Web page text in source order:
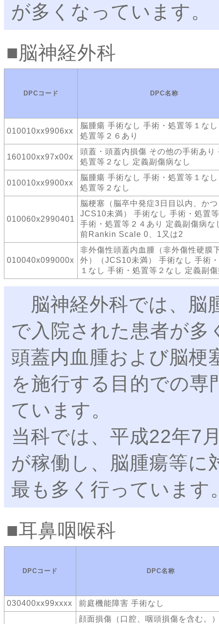
が多くなっています。
脳神経外科
DPCコード DPC名称
010010xx9906xx
脳腫瘍 手術なし 手術・処置等１な
処置等２６あり
160100xx97x00x
頭蓋・頭蓋内損傷 その他の手術あり
処置等２なし 定義副傷病なし
010010xx9900xx
脳腫瘍 手術なし 手術・処置等１な
処置等２なし
010060x2990401
脳梗塞（脳卒中発症3日目以内、か
JCS10未満） 手術なし 手術・処置
手術・処置等２４あり 定義副傷病な
前Rankin Scale 0、1又は2
010040x099000x
非外傷性頭蓋内血腫（非外傷性硬膜
外）（JCS10未満） 手術なし 手術
１なし 手術・処置等２なし 定義副
脳神経外科では、脳
で入院された患者が多
頭蓋内血腫および脳梗
を施行する目的での専
ています。
当科では、平成22年7
が稼働し、脳腫瘍等に
最も多く行っています
耳鼻咽喉科
DPCコード DPC名称
030400xx99xxxx 前庭機能障害 手術なし
顔面損傷（口腔、咽頭損傷を含む。